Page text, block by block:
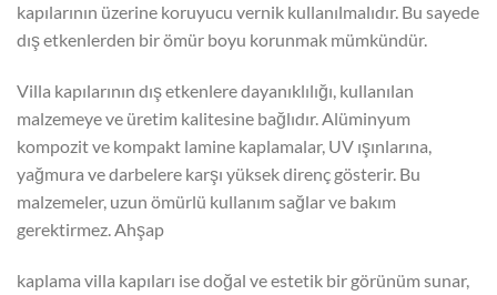
kapılarının üzerine koruyucu vernik kullanılmalıdır. Bu sayede
dış etkenlerden bir ömür boyu korunmak mümkündür.
Villa kapılarının dış etkenlere dayanıklılığı, kullanılan
malzemeye ve üretim kalitesine bağlıdır. Alüminyum
kompozit ve kompakt lamine kaplamalar, UV ışınlarına,
yağmura ve darbelere karşı yüksek direnç gösterir. Bu
malzemeler, uzun ömürlü kullanım sağlar ve bakım
gerektirmez. Ahşap
kaplama villa kapıları ise doğal ve estetik bir görünüm sunar,